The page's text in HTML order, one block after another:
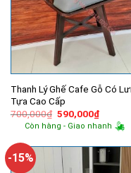
Thanh Lý Ghế Cafe Gỗ Có
Tựa Cao Cấp
700,000₫ Giá
gốc
là:
590,000₫Giá
hiện
tại
Còn hàng - Giao nhanh
-15%